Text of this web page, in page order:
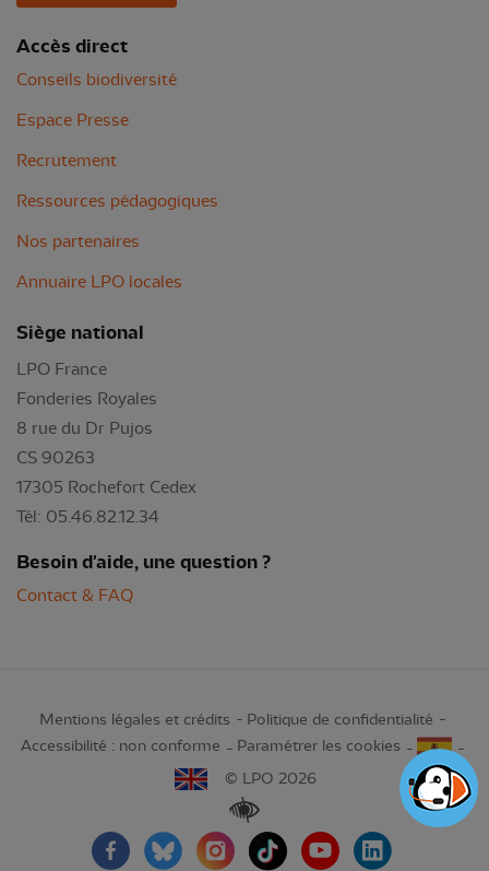
Accès direct
Conseils biodiversité
Espace Presse
Recrutement
Ressources pédagogiques
Nos partenaires
Annuaire LPO locales
Siège national
LPO France
Fonderies Royales
8 rue du Dr Pujos
CS 90263
17305 Rochefort Cedex
Tél: 05.46.82.12.34
Besoin d'aide, une question ?
Contact & FAQ
Mentions légales et crédits
Politique de confidentialité
Accessibilité : non conforme
Paramétrer les cookies
© LPO 2026
Renforcer les contrastes